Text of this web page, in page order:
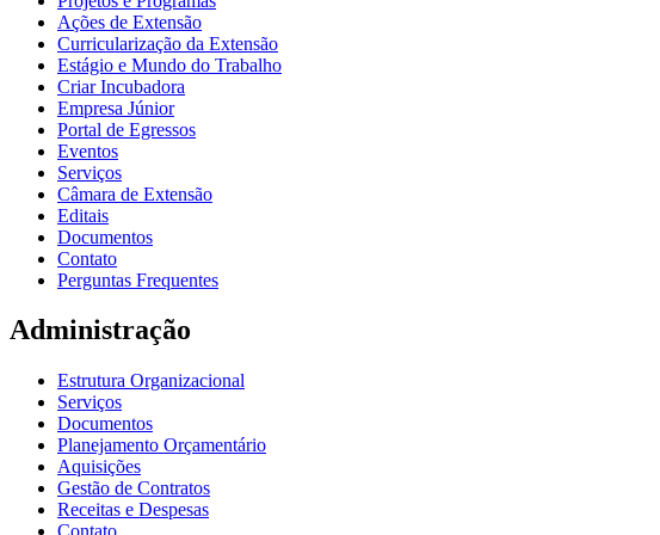
Ações de Extensão
Curricularização da Extensão
Estágio e Mundo do Trabalho
Criar Incubadora
Empresa Júnior
Portal de Egressos
Eventos
Serviços
Câmara de Extensão
Editais
Documentos
Contato
Perguntas Frequentes
Administração
Estrutura Organizacional
Serviços
Documentos
Planejamento Orçamentário
Aquisições
Gestão de Contratos
Receitas e Despesas